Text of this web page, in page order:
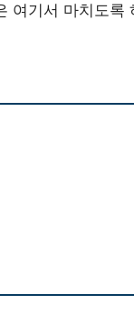
여기서 마치도록